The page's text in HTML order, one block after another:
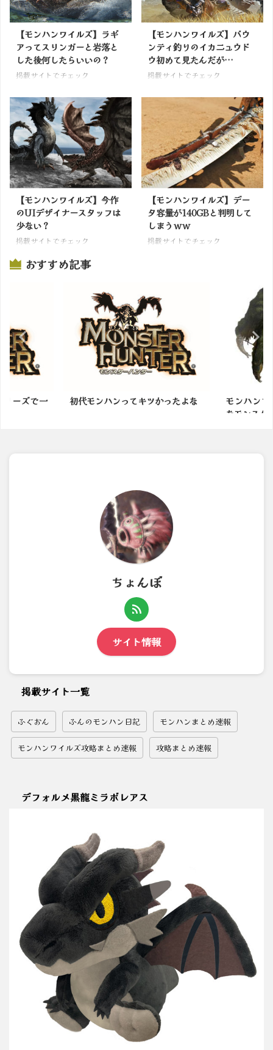
【モンハンワイルズ】ラギ
アってスリンガーと岩落と
した後何したらいいの？
掲載サイトでチェック
【モンハンワイルズ】バウ
ンティ釣りのイカニュウド
ウ初めて見たんだが…
掲載サイトでチェック
【モンハンワイルズ】今作
のUIデザイナースタッフは
少ない？
掲載サイトでチェック
【モンハンワイルズ】デー
タ容量が140GBと判明して
しまうｗｗ
掲載サイトでチェック
おすすめ記事
ーズで一 初代モンハンってキツかったよな
モンハン
なモンスタ
ちょんぼ
サイト情報
掲載サイト一覧
ふぐおん ふんのモンハン日記 モンハンまとめ速報
モンハンワイルズ攻略まとめ速報 攻略まとめ速報
デフォルメ黒龍ミラボレアス